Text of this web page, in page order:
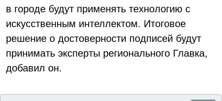
в городе будут применять технологию с
искусственным интеллектом. Итоговое
решение о достоверности подписей будут
принимать эксперты регионального Главка,
добавил он.